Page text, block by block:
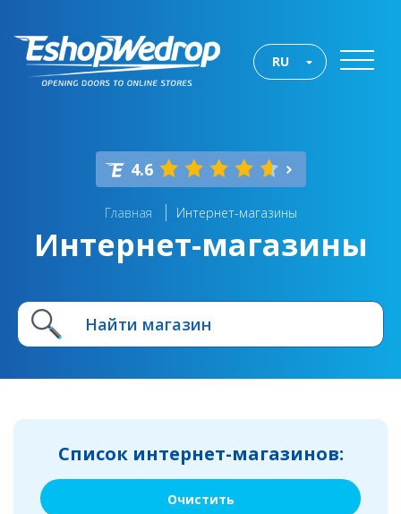
RU
4.6
Главная Интернет-магазины
Интернет-магазины
Список интернет-магазинов:
Очистить